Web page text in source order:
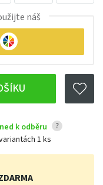
náš
k odběru ?
1 ks